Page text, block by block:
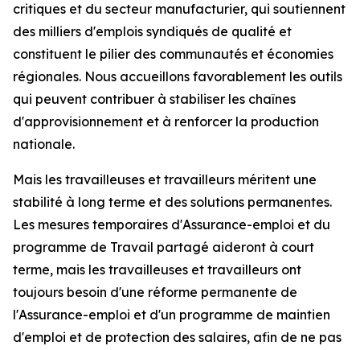
critiques et du secteur manufacturier, qui soutiennent
des milliers d'emplois syndiqués de qualité et
constituent le pilier des communautés et économies
régionales. Nous accueillons favorablement les outils
qui peuvent contribuer à stabiliser les chaînes
d'approvisionnement et à renforcer la production
nationale.
Mais les travailleuses et travailleurs méritent une
stabilité à long terme et des solutions permanentes.
Les mesures temporaires d'Assurance-emploi et du
programme de Travail partagé aideront à court
terme, mais les travailleuses et travailleurs ont
toujours besoin d'une réforme permanente de
l'Assurance-emploi et d'un programme de maintien
d'emploi et de protection des salaires, afin de ne pas